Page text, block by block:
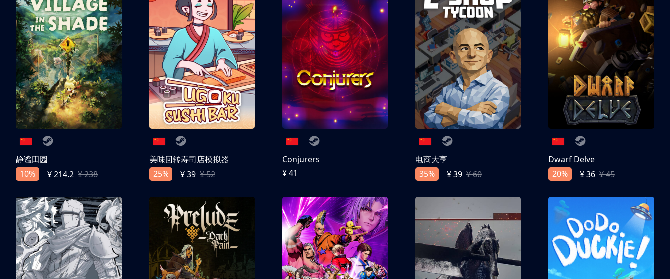
静谧田园
10%
¥ 214.2 ¥ 238
美味回转寿司店模拟器
25%
¥ 39 ¥ 52
Conjurers
¥ 41
电商大亨
35%
¥ 39 ¥ 60
Dwarf Delve
20%
¥ 36 ¥ 45